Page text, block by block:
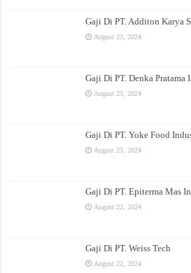
Gaji Di PT. Additon Karya
August 23, 2024
Gaji Di PT. Denka Pratama
August 23, 2024
Gaji Di PT. Yoke Food
August 23, 2024
Gaji Di PT. Epiterma Mas
August 22, 2024
Gaji Di PT. Weiss Tech
August 22, 2024